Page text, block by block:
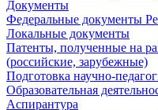
Документы
Федеральные документы
Локальные документы
Патенты, полученные на
(российские, зарубежные)
Подготовка научно-
Образовательная
Аспирантура